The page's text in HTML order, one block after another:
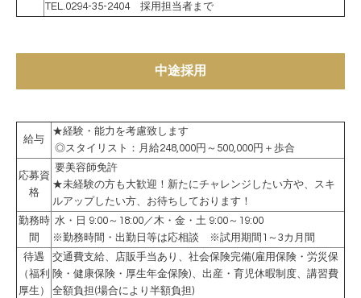
TEL.0294-35-2404 採用担当者まで
中途採用
給与
★経験・能力を考慮致します
◎スタイリスト：月給248,000円～500,000円＋歩合
応募資
格
要美容師免許
★未経験の方も大歓迎！新たにチャレンジしたい方や、スキ
ルアップしたい方、お待ちしております！
勤務時
間
水・日 9:00～18:00／木・金・土 9:00～19:00
※勤務時間・出勤日等は応相談 ※試用期間1～3カ月間
待遇
（福利
厚生）
交通費支給、店販手当あり、社会保険完備(雇用保険・労災保
険・健康保険・厚生年金保険)、出産・育児休暇制度、講習費
全額負担(場合により半額負担)